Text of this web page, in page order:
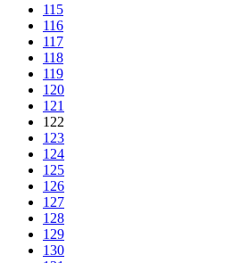
115
116
117
118
119
120
121
122
123
124
125
126
127
128
129
130